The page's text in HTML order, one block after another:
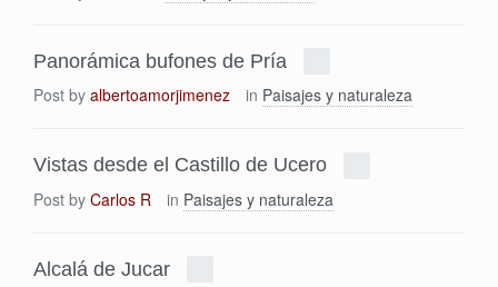
Panorámica bufones de Pría
Post by albertoamorjimenez in Paisajes y naturaleza
Vistas desde el Castillo de Ucero
Post by Carlos R in Paisajes y naturaleza
Alcalá de Jucar